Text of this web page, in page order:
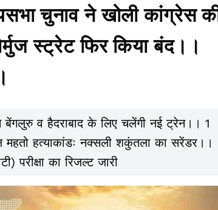
चुनाव ने खोली कांग्रेस
स्ट्रेट फिर किया बंद।।
व हैदराबाद के लिए चलेंगी नई ट्रेन।। 1
हत्याकांडः नक्सली शकुंतला का सरेंडर।।
परीक्षा का रिजल्ट जारी